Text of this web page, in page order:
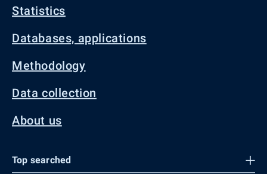
Statistics
Databases, applications
Methodology
Data collection
About us
Top searched